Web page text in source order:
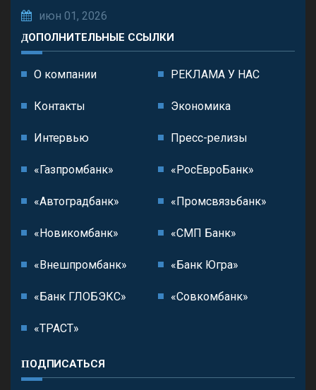
июн 01, 2026
ДОПОЛНИТЕЛЬНЫЕ ССЫЛКИ
О компании РЕКЛАМА У НАС
Контакты Экономика
Интервью Пресс-релизы
«Газпромбанк» «РосЕвроБанк»
«Автоградбанк» «Промсвязьбанк»
«Новикомбанк» «СМП Банк»
«Внешпромбанк» «Банк Югра»
«Банк ГЛОБЭКС» «Совкомбанк»
«ТРАСТ»
ПОДПИСАТЬСЯ